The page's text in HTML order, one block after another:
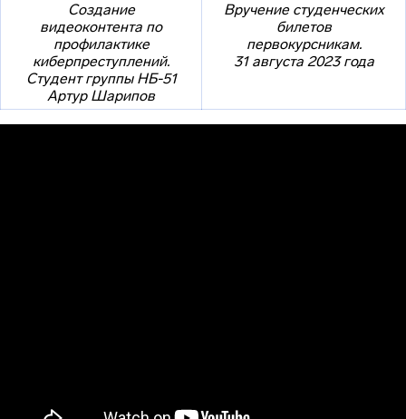
Создание
видеоконтента по
профилактике
киберпреступлений.
Студент группы НБ-51
Артур Шарипов
Вручение студенческих
билетов
первокурсникам.
31 августа 2023 года